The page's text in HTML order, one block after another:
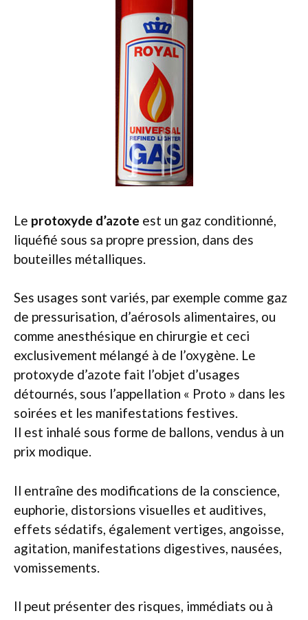
Le protoxyde d’azote est un gaz conditionné,
liquéfié sous sa propre pression, dans des
bouteilles métalliques.
Ses usages sont variés, par exemple comme gaz
de pressurisation, d’aérosols alimentaires, ou
comme anesthésique en chirurgie et ceci
exclusivement mélangé à de l’oxygène. Le
protoxyde d’azote fait l’objet d’usages
détournés, sous l’appellation « Proto » dans les
soirées et les manifestations festives.
Il est inhalé sous forme de ballons, vendus à un
prix modique.
Il entraîne des modifications de la conscience,
euphorie, distorsions visuelles et auditives,
effets sédatifs, également vertiges, angoisse,
agitation, manifestations digestives, nausées,
vomissements.
Il peut présenter des risques, immédiats ou à